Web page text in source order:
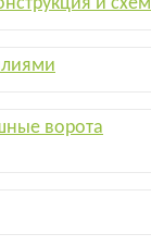
ворота